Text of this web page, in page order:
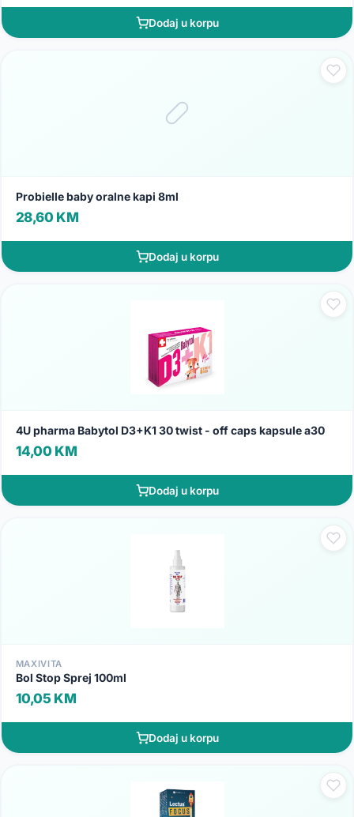
Dodaj u korpu
Probielle baby oralne kapi 8ml
28,60 KM
Dodaj u korpu
4U pharma Babytol D3+K1 30 twist - off caps kapsule a30
14,00 KM
Dodaj u korpu
MAXIVITA
Bol Stop Sprej 100ml
10,05 KM
Dodaj u korpu